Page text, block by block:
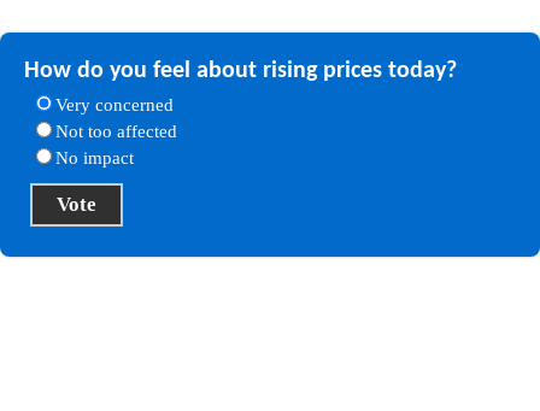
How do you feel about rising prices today?
Very concerned
Not too affected
No impact